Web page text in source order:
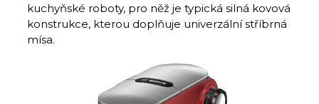
kuchyňské roboty, pro něž je typická silná kovová
konstrukce, kterou doplňuje univerzální stříbrná
mísa.